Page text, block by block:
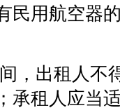
民用航空器
，出租人不
承租人应当